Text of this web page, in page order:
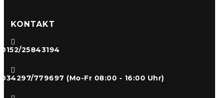
KONTAKT

0152/25843194

034297/779697 (Mo-Fr 08:00 - 16:00 Uhr)